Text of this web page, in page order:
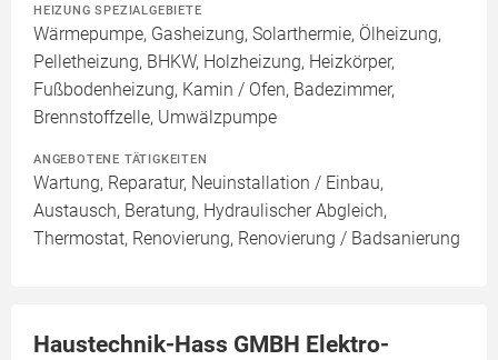
HEIZUNG SPEZIALGEBIETE
Wärmepumpe, Gasheizung, Solarthermie, Ölheizung,
Pelletheizung, BHKW, Holzheizung, Heizkörper,
Fußbodenheizung, Kamin / Ofen, Badezimmer,
Brennstoffzelle, Umwälzpumpe
ANGEBOTENE TÄTIGKEITEN
Wartung, Reparatur, Neuinstallation / Einbau,
Austausch, Beratung, Hydraulischer Abgleich,
Thermostat, Renovierung, Renovierung / Badsanierung
Haustechnik-Hass GMBH Elektro-